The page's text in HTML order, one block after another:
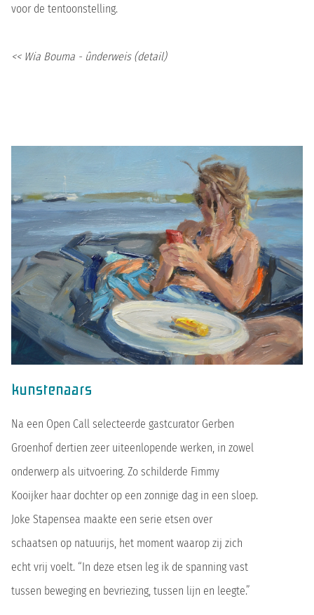
voor de tentoonstelling.
<< Wia Bouma - ûnderweis (detail)
kunstenaars
Na een Open Call selecteerde gastcurator Gerben
Groenhof dertien zeer uiteenlopende werken, in zowel
onderwerp als uitvoering. Zo schilderde Fimmy
Kooijker haar dochter op een zonnige dag in een sloep.
Joke Stapensea maakte een serie etsen over
schaatsen op natuurijs, het moment waarop zij zich
echt vrij voelt. “In deze etsen leg ik de spanning vast
tussen beweging en bevriezing, tussen lijn en leegte.”